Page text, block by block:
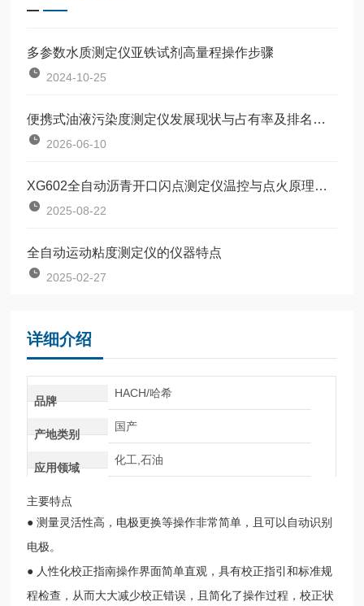
多参数水质测定仪亚铁试剂高量程操作步骤
2024-10-25
便携式油液污染度测定仪发展现状与占有率及排名研究分析报告
2026-06-10
XG602全自动沥青开口闪点测定仪温控与点火原理详解
2025-08-22
全自动运动粘度测定仪的仪器特点
2025-02-27
详细介绍
品牌
HACH/哈希
产地类别
国产
应用领域
化工,石油
主要特点
● 测量灵活性高，电极更换等操作非常简单，且可以自动识别
电极。
● 人性化校正指南操作界面简单直观，具有校正指引和标准规
程检查，从而大大减少校正错误，且简化了操作过程，校正状